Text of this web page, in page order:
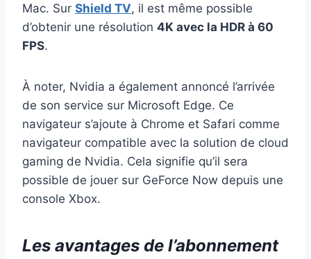
Mac. Sur Shield TV, il est même possible
d’obtenir une résolution 4K avec la HDR à 60
FPS.
À noter, Nvidia a également annoncé l’arrivée
de son service sur Microsoft Edge. Ce
navigateur s’ajoute à Chrome et Safari comme
navigateur compatible avec la solution de cloud
gaming de Nvidia. Cela signifie qu’il sera
possible de jouer sur GeForce Now depuis une
console Xbox.
Les avantages de l’abonnement